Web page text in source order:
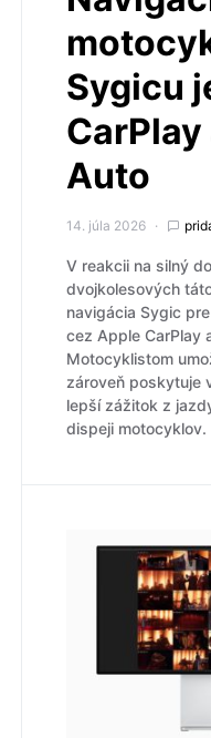
Sygicu
Auto
14. júla 2026
V reakcii na silný
dvojkolesových
navigácia Sygic
cez Apple CarPlay
Motocyklistom
zároveň poskytuje
lepší zážitok z
dispeji motocyklov.